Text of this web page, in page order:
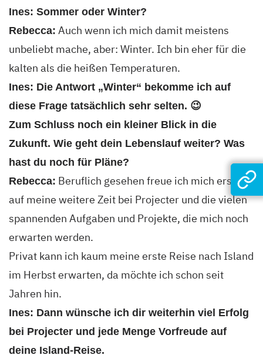
Ines: Sommer oder Winter?
Rebecca: Auch wenn ich mich damit meistens
unbeliebt mache, aber: Winter. Ich bin eher für die
kalten als die heißen Temperaturen.
Ines: Die Antwort „Winter“ bekomme ich auf
diese Frage tatsächlich sehr selten. 😉
Zum Schluss noch ein kleiner Blick in die
Zukunft. Wie geht dein Lebenslauf weiter? Was
hast du noch für Pläne?
Rebecca: Beruflich gesehen freue ich mich erstmal
auf meine weitere Zeit bei Projecter und die vielen
spannenden Aufgaben und Projekte, die mich noch
erwarten werden.
Privat kann ich kaum meine erste Reise nach Island
im Herbst erwarten, da möchte ich schon seit
Jahren hin.
Ines: Dann wünsche ich dir weiterhin viel Erfolg
bei Projecter und jede Menge Vorfreude auf
deine Island-Reise.